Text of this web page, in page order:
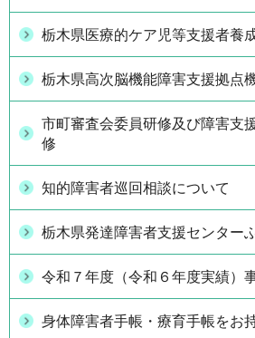
栃木県医療的ケア児等支援者養
栃木県高次脳機能障害支援拠点
市町審査会委員研修及び障害支
修
知的障害者巡回相談について
栃木県発達障害者支援センター
令和７年度（令和６年度実績）
身体障害者手帳・療育手帳をお